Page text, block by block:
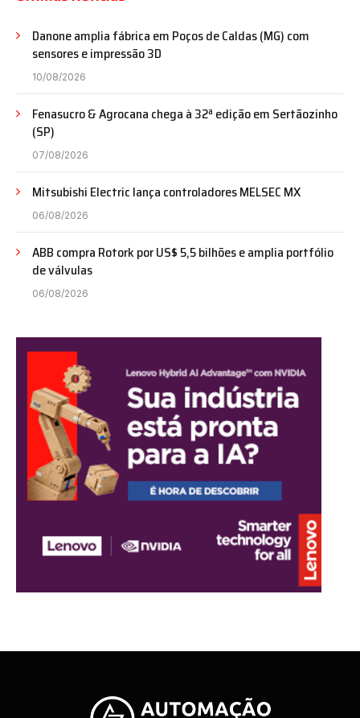
Danone amplia fábrica em Poços de Caldas (MG) com
sensores e impressão 3D
10/08/2026
Fenasucro & Agrocana chega à 32ª edição em Sertãozinho
(SP)
07/08/2026
Mitsubishi Electric lança controladores MELSEC MX
06/08/2026
ABB compra Rotork por US$ 5,5 bilhões e amplia portfólio
de válvulas
06/08/2026